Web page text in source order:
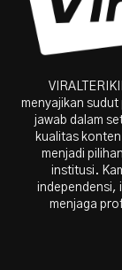
menyajikan
jawab dalam
kualitas
menjadi
institusi.
independensi,
menjaga